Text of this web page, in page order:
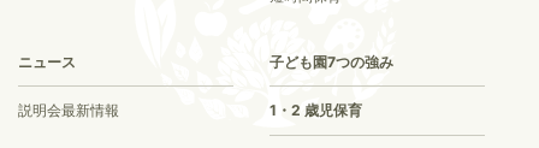
ニュース
説明会最新情報
子ども園7つの強み
1・2 歳児保育